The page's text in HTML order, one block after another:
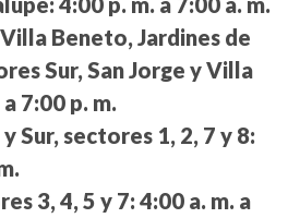
Beneto, Jardines de
Sur, San Jorge y Villa
7:00 p. m.
Sur, sectores 1, 2, 7 y 8:
3, 4, 5 y 7: 4:00 a. m. a